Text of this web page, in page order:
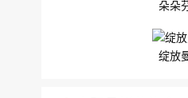
朵朵
绽放